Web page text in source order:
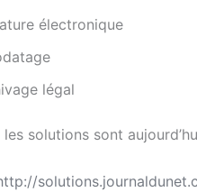
électronique
légal
solutions sont